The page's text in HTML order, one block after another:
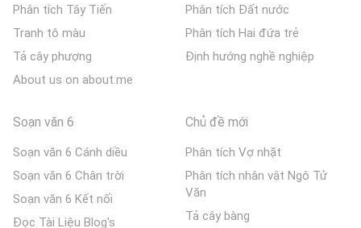
Phân tích Tây Tiến
Tranh tô màu
Tả cây phượng
About us on about.me
Phân tích Đất nước
Phân tích Hai đứa trẻ
Định hướng nghề nghiệp
Soạn văn 6
Soạn văn 6 Cánh diều
Soạn văn 6 Chân trời
Soạn văn 6 Kết nối
Đọc Tài Liệu Blog's
Chủ đề mới
Phân tích Vợ nhặt
Phân tích nhân vật Ngô Tử
Văn
Tả cây bàng